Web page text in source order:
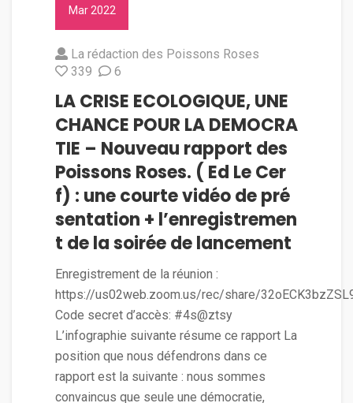
Mar 2022
La rédaction des Poissons Roses
339
6
LA CRISE ECOLOGIQUE, UNE
CHANCE POUR LA DEMOCRA
TIE – Nouveau rapport des
Poissons Roses. ( Ed Le Cer
f) : une courte vidéo de pré
sentation + l’enregistremen
t de la soirée de lancement
Enregistrement de la réunion :
https://us02web.zoom.us/rec/share/
Code secret d’accès: #4s@ztsy
L’infographie suivante résume ce rapport La
position que nous défendrons dans ce
rapport est la suivante : nous sommes
convaincus que seule une démocratie,